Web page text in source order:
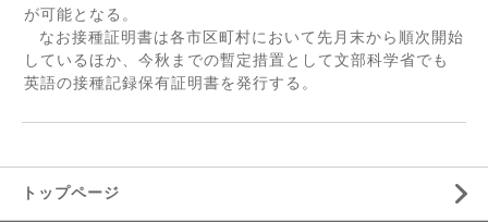
が可能となる。
なお接種証明書は各市区町村において先月末から順次開始
しているほか、今秋までの暫定措置として文部科学省でも
英語の接種記録保有証明書を発行する。
トップページ